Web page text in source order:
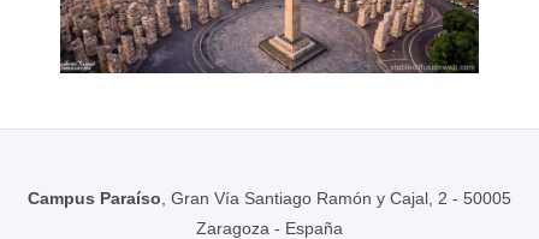
Campus Paraíso , Gran Vía Santiago Ramón y Cajal, 2 - 50005
Zaragoza - España